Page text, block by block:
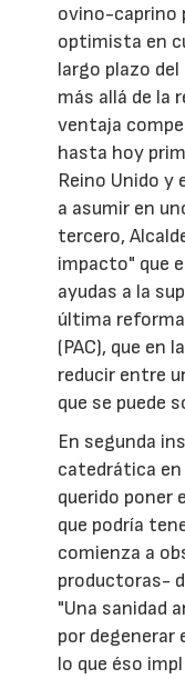
ovino-caprino
optimista en
largo plazo
más allá de la
ventaja
hasta hoy
Reino Unido y
a asumir en
tercero,
impacto" que
ayudas a la
última
(PAC), que en
reducir entre
que se puede
En segunda
catedrática en
querido poner
que podría
comienza a
productoras-
"Una sanidad
por degenerar
lo que éso